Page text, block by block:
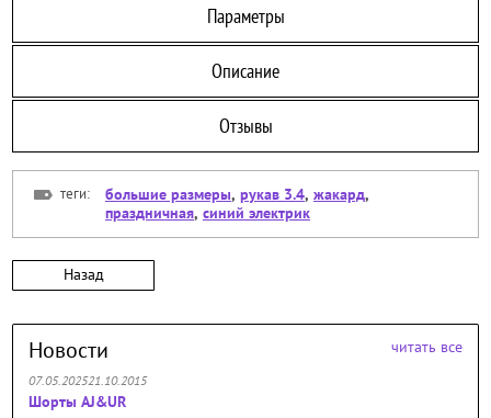
Параметры
Описание
Отзывы
теги: большие размеры, рукав 3.4, жакард,
праздничная, синий электрик
Назад
Новости читать все
07.05.202521.10.2015
Шорты AJ&UR